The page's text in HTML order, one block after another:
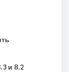
и 8.2